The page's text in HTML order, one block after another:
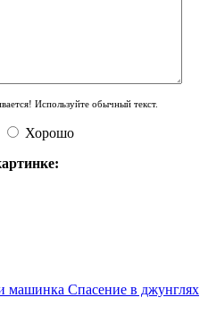
Используйте обычный текст.
Хорошо